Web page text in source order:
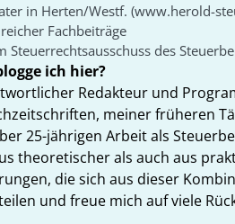
in Herten/Westf. (www.herold-
Fachbeiträge
Steuerrechtsausschuss des
ich hier?
Redakteur und
meiner früheren
25-jährigen Arbeit als
theoretischer als auch aus
die sich aus dieser
und freue mich auf viele